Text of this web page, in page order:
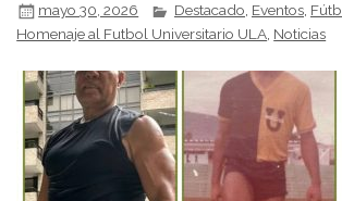
mayo 30, 2026 Destacado, Eventos,
Homenaje al Futbol Universitario ULA Noticias